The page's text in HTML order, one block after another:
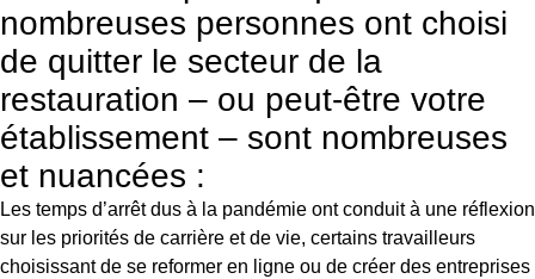
nombreuses personnes ont choisi
de quitter le secteur de la
restauration – ou peut-être votre
établissement – sont nombreuses
et nuancées :
Les temps d’arrêt dus à la pandémie ont conduit à une réflexion
sur les priorités de carrière et de vie, certains travailleurs
choisissant de se reformer en ligne ou de créer des entreprises